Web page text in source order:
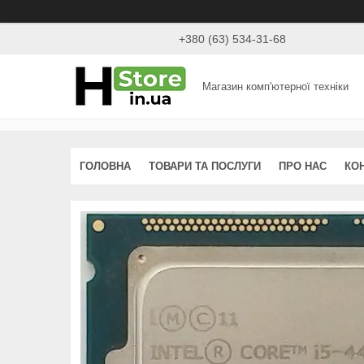
+380 (63) 534-31-68
Магазин комп'ютерної техніки
ГОЛОВНА ТОВАРИ ТА ПОСЛУГИ ПРО НАС